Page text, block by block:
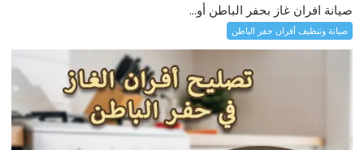
صيانة افران غاز بحفر الباطن أو...
صيانة وتنظيف أفران حفر الباطن